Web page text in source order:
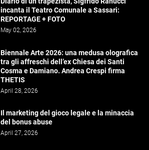
incanta il Teatro Comunale a Sassari:
REPORTAGE + FOTO
May 02, 2026
Biennale Arte 2026: una medusa olografica
tra gli affreschi dell’ex Chiesa dei Santi
Cosma e Damiano. Andrea Crespi firma
THETIS
April 28, 2026
Il marketing del gioco legale e la minaccia
del bonus abuse
April 27, 2026